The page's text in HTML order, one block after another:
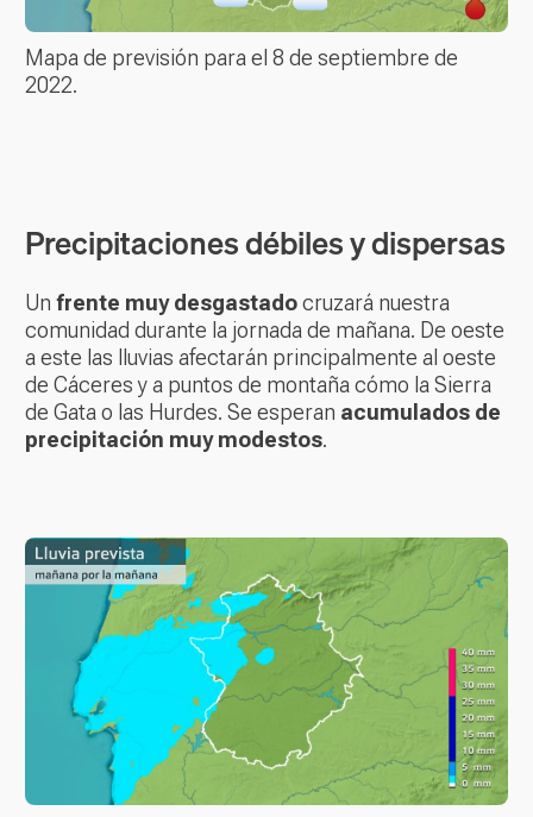
Mapa de previsión para el 8 de septiembre de
2022.
Precipitaciones débiles y dispersas
Un frente muy desgastadocruzará nuestra
comunidad durante la jornada de mañana. De oeste
a este las lluvias afectarán principalmente al oeste
de Cáceres y a puntos de montaña cómo la Sierra
de Gata o las Hurdes. Se esperan acumulados de
precipitación muy modestos.